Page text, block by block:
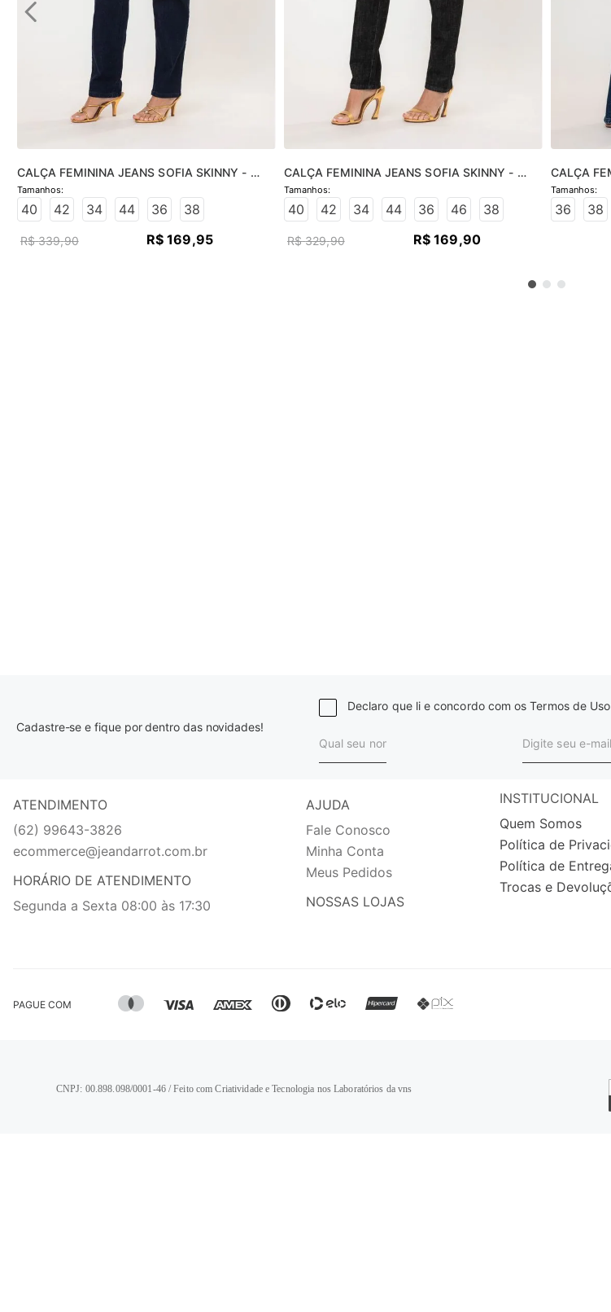
CALÇA FEMININA JEANS SOFIA SKINNY -
JEANS ESCURO
40 42 34 44 36 38
R$ 339,90 R$ 169,95
CALÇA FEMININA JEANS SOFIA SKINNY -
JEANS BLACK
40 42 34 44 36 46 38
R$ 329,90 R$ 169,90
CALÇA
MÉDIO
36 38
Cadastre-se e fique por dentro das novidades!
Declaro que li e concordo com os Termos de
ATENDIMENTO
(62) 99643-3826
ecommerce@jeandarrot.com.br
HORÁRIO DE ATENDIMENTO
Segunda a Sexta 08:00 às 17:30
AJUDA
Fale Conosco
Minha Conta
Meus Pedidos
NOSSAS LOJAS
INSTITUCIONAL
Quem Somos
Política de
Política de
Trocas e
PAGUE COM
CNPJ: 00.898.098/0001-46 / Feito com Criatividade e Tecnologia nos Laboratórios da vns